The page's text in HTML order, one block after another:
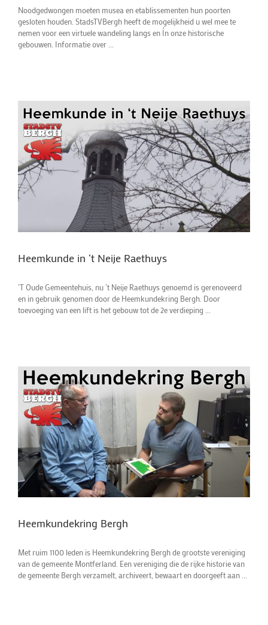
Noodgedwongen moeten musea en etablissementen hun poorten
gesloten houden. StadsTVBergh heeft de mogelijkheid u wel mee te
nemen voor een virtuele wandeling langs en Ín onze historische
gebouwen. Informatie over ...
Heemkunde in ‘t Neije Raethuys
‘T Oude Gemeentehuis, nu ‘t Neije Raethuys genoemd is gerenoveerd
en in gebruik genomen door de Heemkundekring Bergh. Door
toevoeging van een lift is het gebouw tot de 2e verdieping ...
Heemkundekring Bergh
Met ruim 1100 leden is Heemkundekring Bergh de grootste vereniging
van de gemeente Montferland. Een vereniging die de rijke historie van
de gemeente Bergh verzamelt, archiveert, bewaart en doorgeeft aan ...